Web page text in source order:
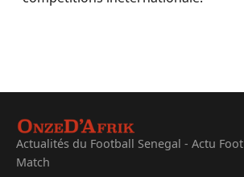
Actualités du Football Senegal - Actu Foot
Match